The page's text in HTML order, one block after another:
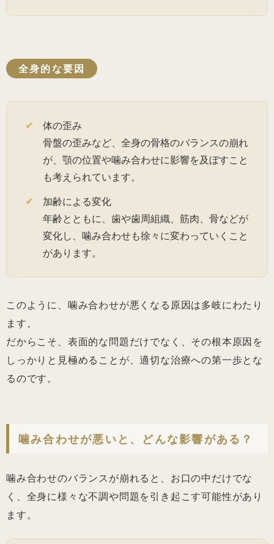
全身的な要因
体の歪み
骨盤の歪みなど、全身の骨格のバランスの崩れ
が、顎の位置や噛み合わせに影響を及ぼすこと
も考えられています。
加齢による変化
年齢とともに、歯や歯周組織、筋肉、骨などが
変化し、噛み合わせも徐々に変わっていくこと
があります。
このように、噛み合わせが悪くなる原因は多岐にわたり
ます。
だからこそ、表面的な問題だけでなく、その根本原因を
しっかりと見極めることが、適切な治療への第一歩とな
るのです。
噛み合わせが悪いと、どんな影響がある？
噛み合わせのバランスが崩れると、お口の中だけでな
く、全身に様々な不調や問題を引き起こす可能性があり
ます。